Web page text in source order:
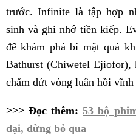
trước. Infinite là tập hợp
sinh và ghi nhớ tiền kiếp.
để khám phá bí mật quá
Bathurst (Chiwetel
chấm dứt vòng luân hồi vĩnh
>>> Đọc thêm:53 bộ
đại, đừng bỏ qua